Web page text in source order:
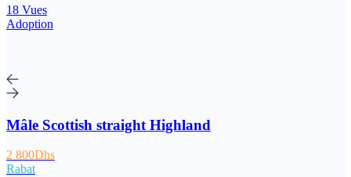
18 Vues
Adoption
Mâle Scottish straight Highland
2 800Dhs
Rabat